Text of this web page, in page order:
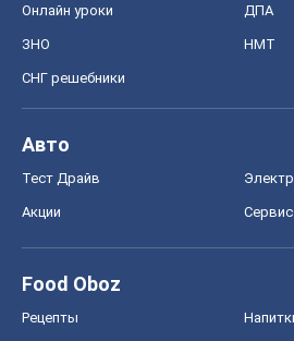
Онлайн уроки ДПА
ЗНО НМТ
СНГ решебники
Авто
Тест Драйв
Акции Сервис
Food Oboz
Рецепты